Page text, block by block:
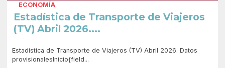
ECONOMÍA
Estadística de Transporte de Viajeros
(TV) Abril 2026....
Estadística de Transporte de Viajeros (TV) Abril 2026. Datos
provisionalesInicio{field...